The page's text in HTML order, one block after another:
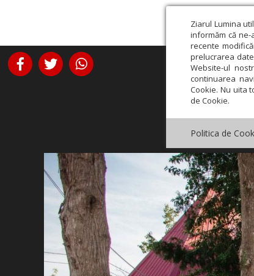
Ziarul Lumina
informăm că
recente
prelucrarea
Website-ul
continuarea
Cookie. Nu uita
de Cookie.
Politica de